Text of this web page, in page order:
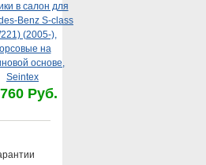
в салон для
Benz S-class
(2005-),
на
основе,
Seintex
Руб.